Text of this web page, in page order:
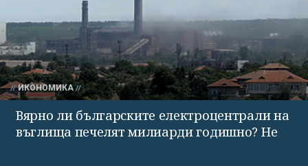
ИКОНОМИКА
Вярно ли българските електроцентрали на
въглища печелят милиарди годишно? Не